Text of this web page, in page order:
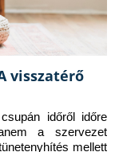
visszatérő
időről időre
a szervezet
mellett